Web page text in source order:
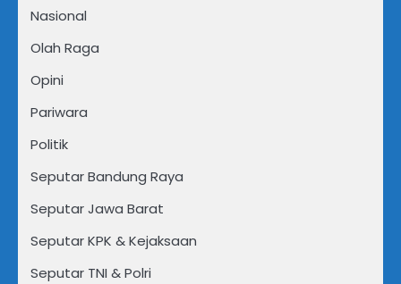
Nasional
Olah Raga
Opini
Pariwara
Politik
Seputar Bandung Raya
Seputar Jawa Barat
Seputar KPK & Kejaksaan
Seputar TNI & Polri